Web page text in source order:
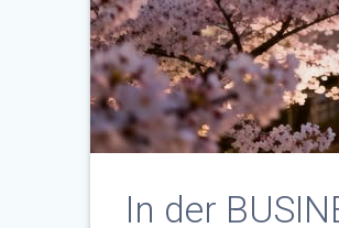
In der